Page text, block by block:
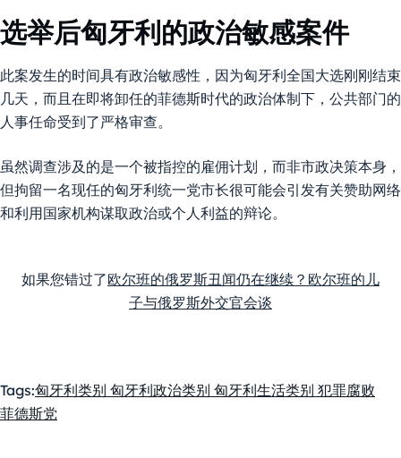
选举后匈牙利的政治敏感案件
此案发生的时间具有政治敏感性，因为匈牙利全国大选刚刚结束
几天，而且在即将卸任的菲德斯时代的政治体制下，公共部门的
人事任命受到了严格审查。
虽然调查涉及的是一个被指控的雇佣计划，而非市政决策本身，
但拘留一名现任的匈牙利统一党市长很可能会引发有关赞助网络
和利用国家机构谋取政治或个人利益的辩论。
如果您错过了欧尔班的俄罗斯丑闻仍在继续？欧尔班的儿
子与俄罗斯外交官会谈
Tags:匈牙利类别 匈牙利政治类别 匈牙利生活类别 犯罪腐败
菲德斯党